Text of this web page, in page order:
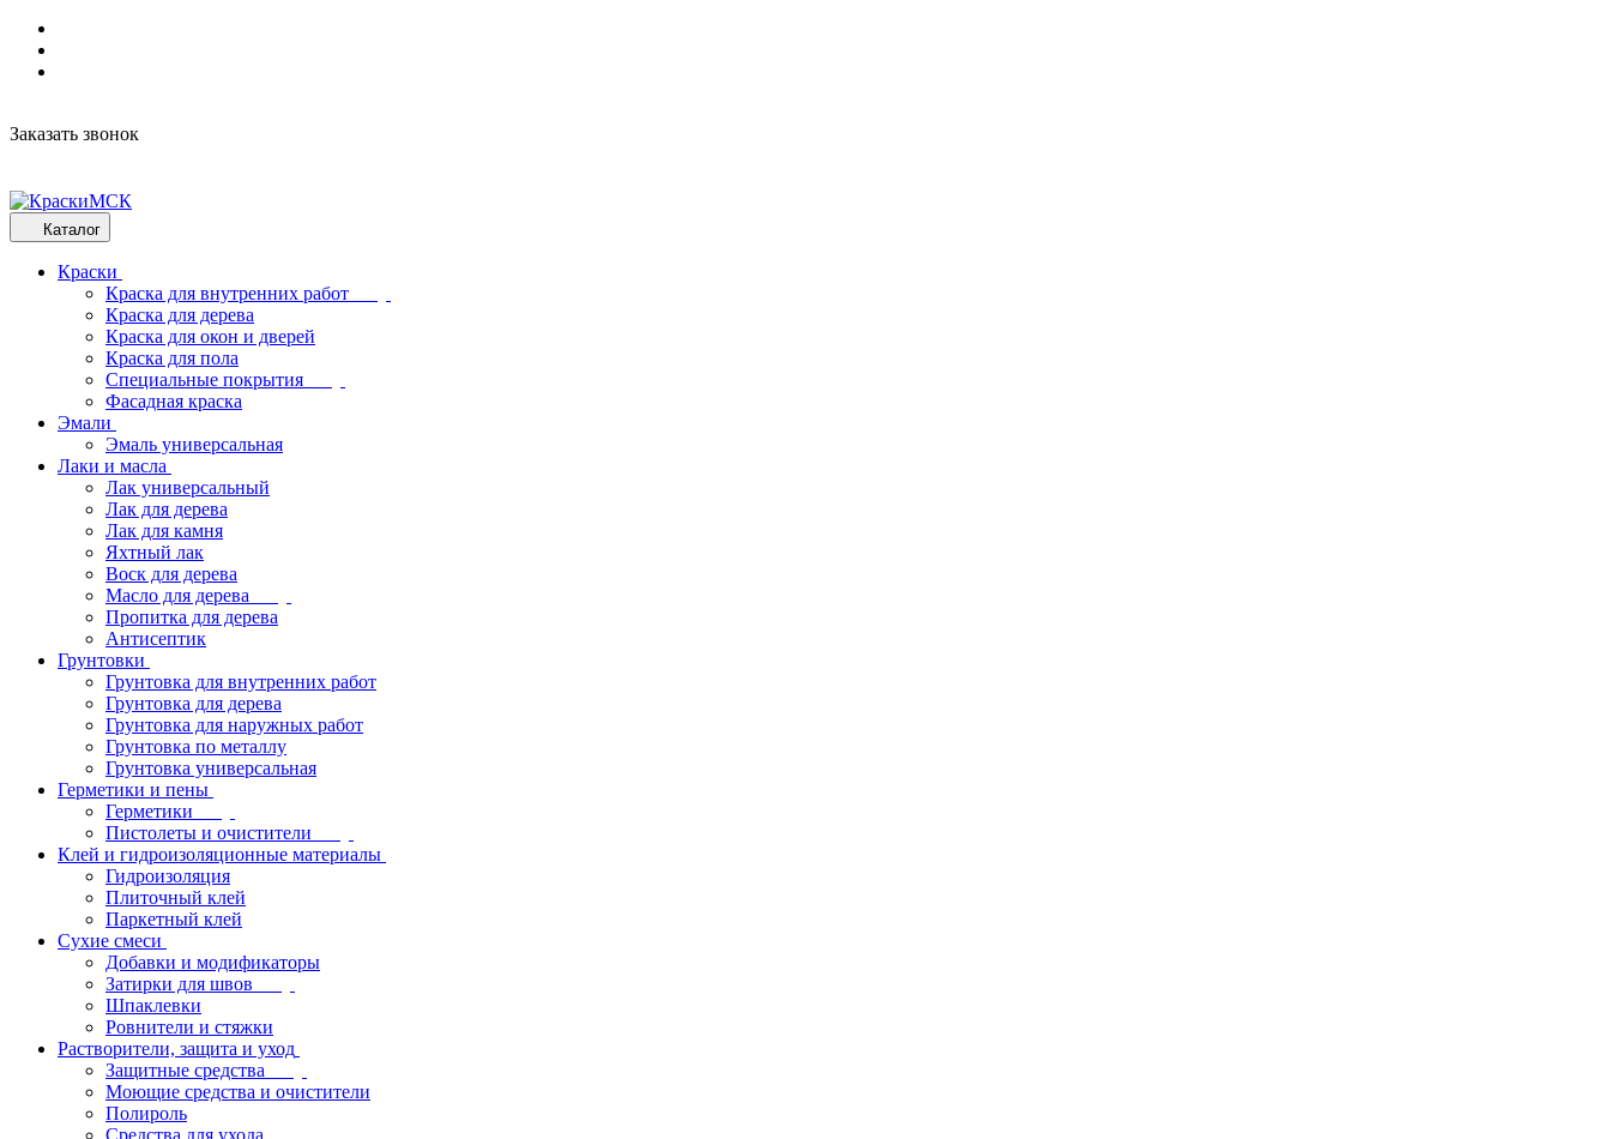
Заказать звонок
Каталог
Краски
Краска для внутренних работ
Краска для дерева
Краска для окон и дверей
Краска для пола
Специальные покрытия
Фасадная краска
Эмали
Эмаль универсальная
Лаки и масла
Лак универсальный
Лак для дерева
Лак для камня
Яхтный лак
Воск для дерева
Масло для дерева
Пропитка для дерева
Антисептик
Грунтовки
Грунтовка для внутренних работ
Грунтовка для дерева
Грунтовка для наружных работ
Грунтовка по металлу
Грунтовка универсальная
Герметики и пены
Герметики
Пистолеты и очистители
Клей и гидроизоляционные материалы
Гидроизоляция
Плиточный клей
Паркетный клей
Сухие смеси
Добавки и модификаторы
Затирки для швов
Шпаклевки
Ровнители и стяжки
Растворители, защита и уход
Защитные средства
Моющие средства и очистители
Полироль
Средства для ухода